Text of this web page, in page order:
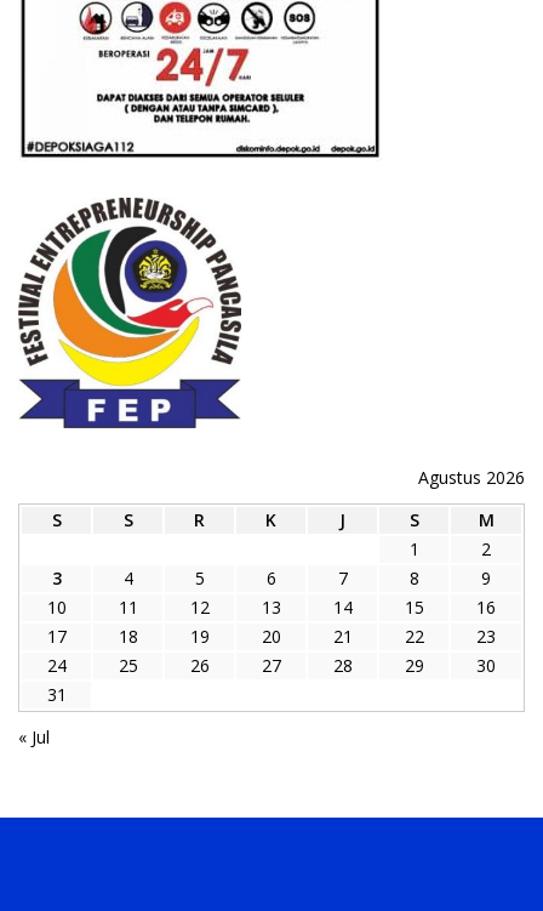
Agustus 2026
S
S R K J S
M
1
2
3
4 5 6 7 8
9
10
11 12 13 14 15
16
17
18 19 20 21 22
23
24
25 26 27 28 29
30
31
« Jul